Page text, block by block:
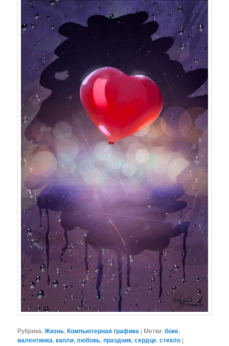
Рубрика:Жизнь,Компьютерная графика | Метки:боке,
валентинка,капли,любовь,праздник,сердце,стекло |